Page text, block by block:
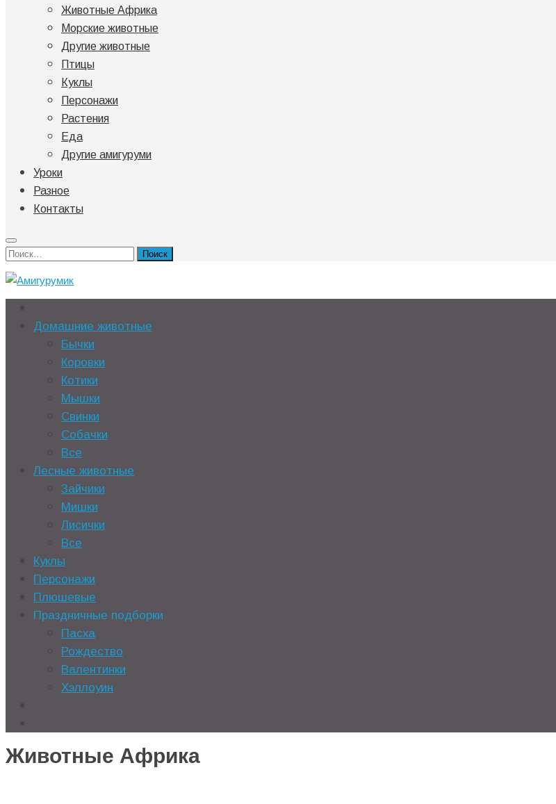
Животные Африка
Морские животные
Другие животные
Птицы
Куклы
Персонажи
Растения
Еда
Другие амигуруми
Уроки
Разное
Контакты
Найти:
Домашние животные
Бычки
Коровки
Котики
Мышки
Свинки
Собачки
Все
Лесные животные
Зайчики
Мишки
Лисички
Все
Куклы
Персонажи
Плюшевые
Праздничные подборки
Пасха
Рождество
Валентинки
Хэллоуин
Животные Африка